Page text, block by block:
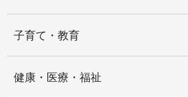
子育て・教育
健康・医療・福祉